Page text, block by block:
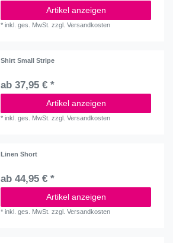
Artikel anzeigen
*inkl. ges. MwSt. zzgl.Versandkosten
Shirt Small Stripe
ab 37,95 € *
Artikel anzeigen
*inkl. ges. MwSt. zzgl.Versandkosten
Linen Short
ab 44,95 € *
Artikel anzeigen
*inkl. ges. MwSt. zzgl.Versandkosten